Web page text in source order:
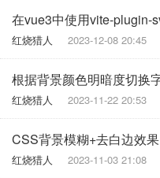
红烧猎人 2023-12-08 20:45
红烧猎人 2023-11-22 20:53
CSS背景模糊+去白边效果
红烧猎人 2023-11-03 21:08